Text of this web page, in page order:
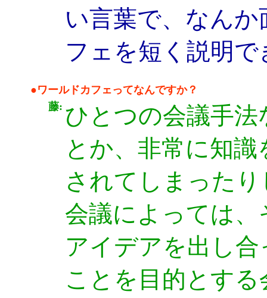
い言葉で、なん
フェを短く説明
●ワールドカフェってなんですか？
藤: ひとつの会議手
とか、非常に知
されてしまった
会議によっては
アイデアを出し
ことを目的とす